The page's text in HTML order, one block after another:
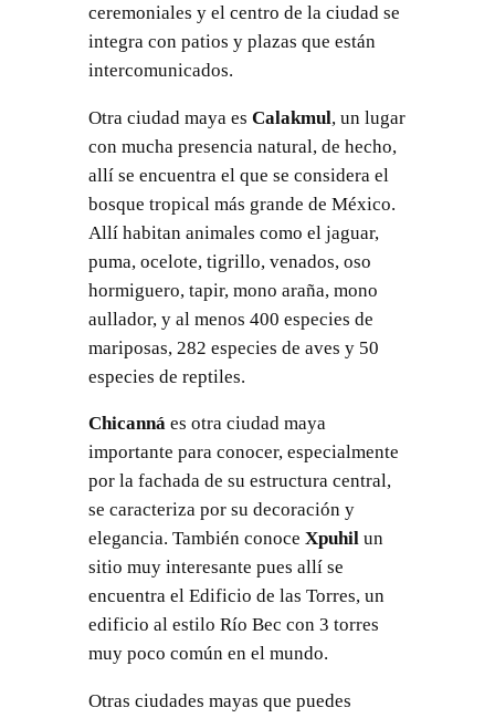
ceremoniales y el centro de la ciudad se
integra con patios y plazas que están
intercomunicados.
Otra ciudad maya es Calakmul, un lugar
con mucha presencia natural, de hecho,
allí se encuentra el que se considera el
bosque tropical más grande de México.
Allí habitan animales como el jaguar,
puma, ocelote, tigrillo, venados, oso
hormiguero, tapir, mono araña, mono
aullador, y al menos 400 especies de
mariposas, 282 especies de aves y 50
especies de reptiles.
Chicannáes otra ciudad maya
importante para conocer, especialmente
por la fachada de su estructura central,
se caracteriza por su decoración y
elegancia. También conoce Xpuhilun
sitio muy interesante pues allí se
encuentra el Edificio de las Torres, un
edificio al estilo Río Bec con 3 torres
muy poco común en el mundo.
Otras ciudades mayas que puedes